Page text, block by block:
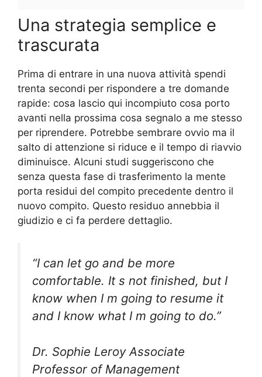
Una strategia semplice e
trascurata
Prima di entrare in una nuova attività spendi
trenta secondi per rispondere a tre domande
rapide: cosa lascio qui incompiuto cosa porto
avanti nella prossima cosa segnalo a me stesso
per riprendere. Potrebbe sembrare ovvio ma il
salto di attenzione si riduce e il tempo di riavvio
diminuisce. Alcuni studi suggeriscono che
senza questa fase di trasferimento la mente
porta residui del compito precedente dentro il
nuovo compito. Questo residuo annebbia il
giudizio e ci fa perdere dettaglio.
“I can let go and be more
comfortable. It s not finished, but I
know when I m going to resume it
and I know what I m going to do.”
Dr. Sophie Leroy Associate
Professor of Management